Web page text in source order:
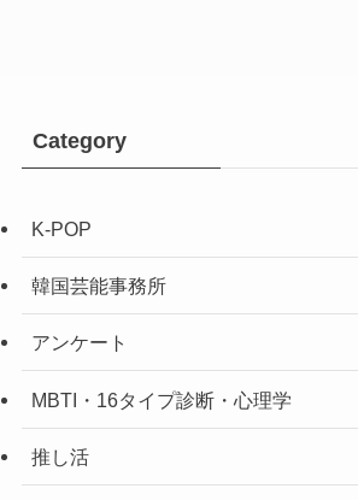
Category
K-POP
韓国芸能事務所
アンケート
MBTI・16タイプ診断・心理学
推し活